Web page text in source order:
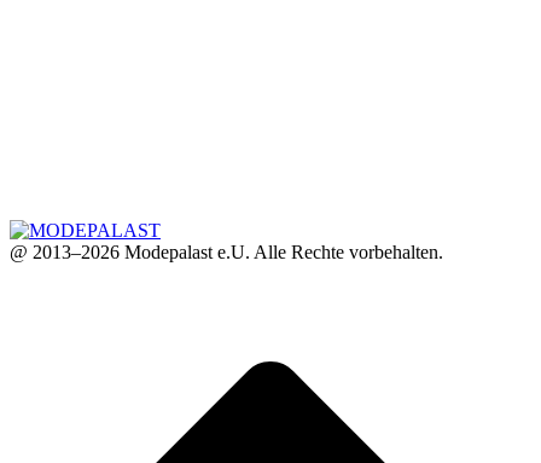
@ 2013–2026 Modepalast e.U. Alle Rechte vorbehalten.